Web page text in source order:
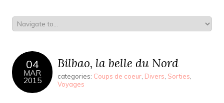
04
MAR
2015
Bilbao, la belle du Nord
categories: Coups de coeur Divers Sorties
Voyages